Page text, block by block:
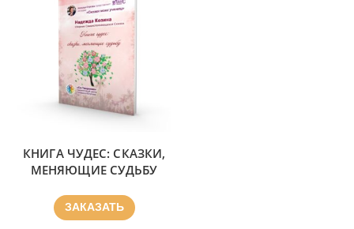
КНИГА ЧУДЕС: СКАЗКИ,
МЕНЯЮЩИЕ СУДЬБУ
ЗАКАЗАТЬ